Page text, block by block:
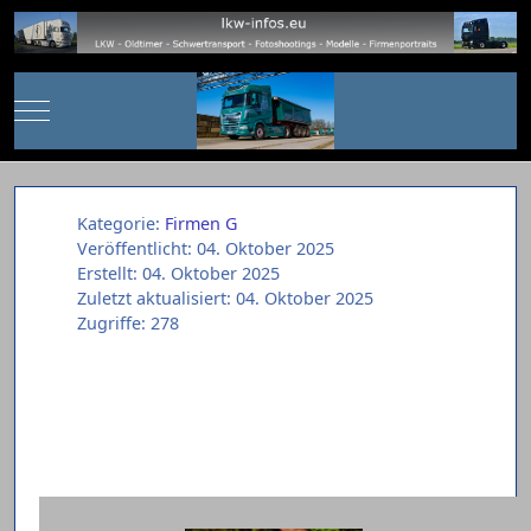
Mobile Menu Toggle
Kategorie: Firmen G
Veröffentlicht: 04. Oktober 2025
Erstellt: 04. Oktober 2025
Zuletzt aktualisiert: 04. Oktober 2025
Zugriffe: 278